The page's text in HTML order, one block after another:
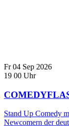
Fr 04 Sep 2026
19 00 Uhr
Stand Up Comedy
Newcomern der